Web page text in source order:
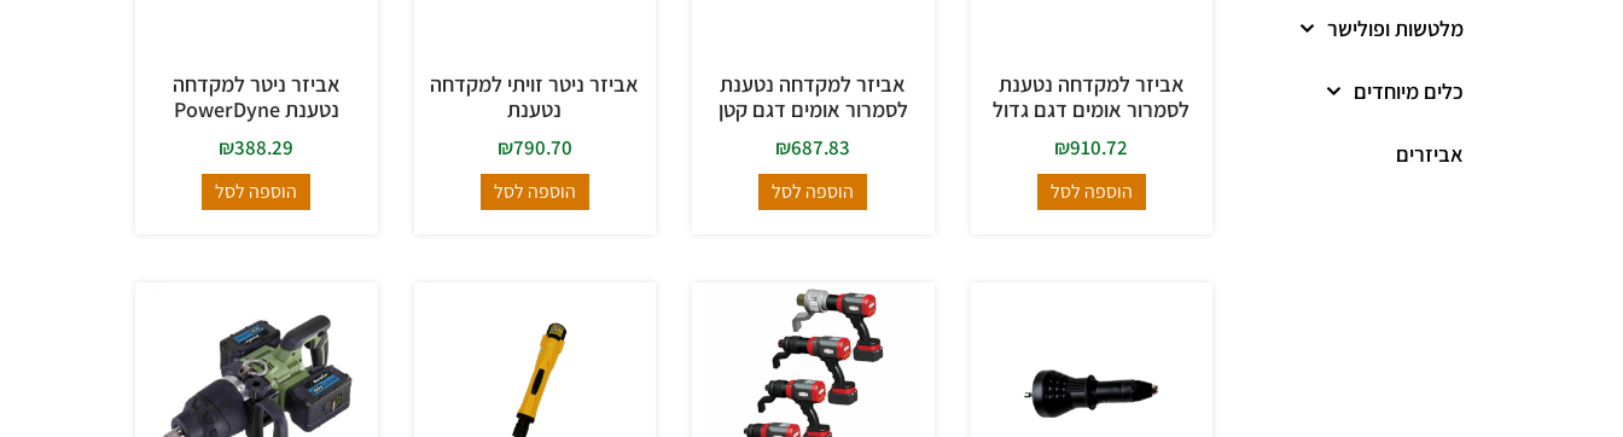
מלטשות ופולישר
כלים מיוחדים
אביזרים
אביזר למקדחה נטענת
לסמרור אומים דגם גדול
₪910.72
הוספה לסל
אביזר למקדחה נטענת
לסמרור אומים דגם קטן
₪687.83
הוספה לסל
אביזר ניטר זויתי למקדחה
נטענת
₪790.70
הוספה לסל
אביזר ניטר למקדחה
נטענת PowerDyne
₪388.29
הוספה לסל